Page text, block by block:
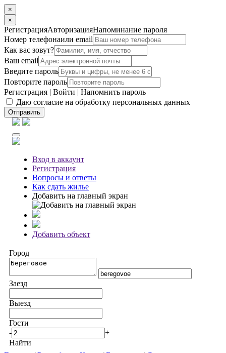
×
×
РегистрацияАвторизацияНапоминание пароля
Номер телефонаили email
Как вас зовут?
Ваш email
Введите пароль
Повторите пароль
Регистрация | Войти | Напомнить пароль
Даю согласие на обработку персональных данных
Отправить
Вход в аккаунт
Регистрация
Вопросы и ответы
Как сдать жилье
Добавить на главный экран
Добавить объект
Город
Заезд
Выезд
Гости
-
+
Найти